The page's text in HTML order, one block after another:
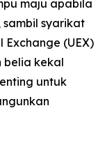
maju apabila
syarikat
(UEX)
belia kekal
untuk